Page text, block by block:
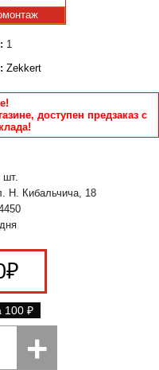
1
Zekkert
доступен предзаказ с
шт.
Н. Кибальчича, 18
₽
100 ₽
+